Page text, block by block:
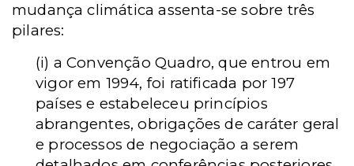
mudança climática assenta-se sobre três
pilares:
(i) a Convenção Quadro, que entrou em
vigor em 1994, foi ratificada por 197
países e estabeleceu princípios
abrangentes, obrigações de caráter geral
e processos de negociação a serem